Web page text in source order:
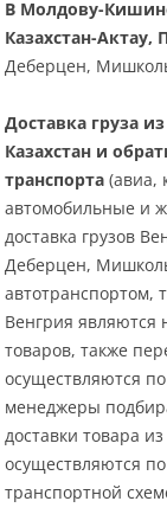
В Молдову-
Казахстан-Актау,
Деберцен,
Доставка груза
Казахстан и
транспорта(авиа,
автомобильные и
доставка грузов
Деберцен,
автотранспортом,
Венгрия являются
товаров, также
осуществляются
менеджеры
доставки товара
осуществляются
транспортной